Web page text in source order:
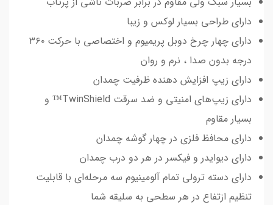
دارای طراحی بسیار لوکس و زیبا
دارای چهار چرخ دوبل پریمیوم و اختصاصی با حرکت ۳۶۰
درجه بدون صدا ، نرم و روان
دارای زیپ افزایش دهنده ظرفیت چمدان
دارای زیپ‌های امنیتی و ضد سرقت TwinShield™ و
بسیار مقاوم
دارای محافظ فلزی در چهار گوشه چمدان
دارای دیوایدر و فیکسر در هر دو درب چمدان
دارای دسته ترولی تمام آلومینیوم سه مرحله‌ای با قابلیت
تنظیم ازتفاع در هر سطحی به سلیقه شما